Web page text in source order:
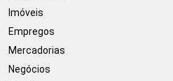
Imóveis
Empregos
Mercadorias
Negócios